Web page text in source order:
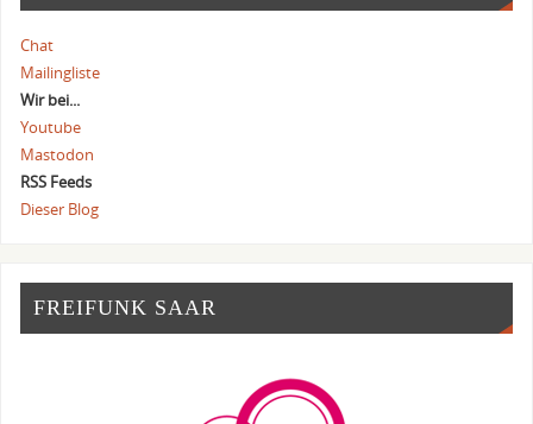
Chat
Mailingliste
Wir bei...
Youtube
Mastodon
RSS Feeds
Dieser Blog
FREIFUNK SAAR